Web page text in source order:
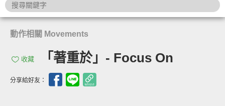
動作相關 Movements
收藏 「著重於」- Focus On
分享給好友：